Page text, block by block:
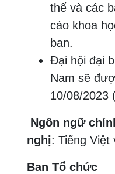
thể và các
cáo khoa
ban.
Đại hội đại
Nam sẽ
10/08/2023
Ngôn ngữ
nghị: Tiếng Việt
Ban Tổ chức